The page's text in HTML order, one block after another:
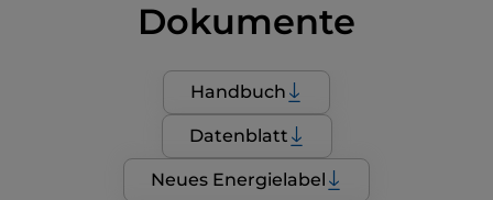
Dokumente
Handbuch
Datenblatt
Neues Energielabel